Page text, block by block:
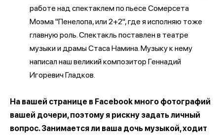
работе над спектаклем по пьесе Сомерсета
Моэма "Пенелопа, или 2+2", где я исполняю тоже
главную роль. Спектакль поставлен в театре
музыки и драмы Стаса Намина. Музыку к нему
написал наш великий композитор Геннадий
Игоревич Гладков.
На вашей странице в Facebook много фотографий
вашей дочери, поэтому я рискну задать личный
вопрос. Занимается ли ваша дочь музыкой, ходит